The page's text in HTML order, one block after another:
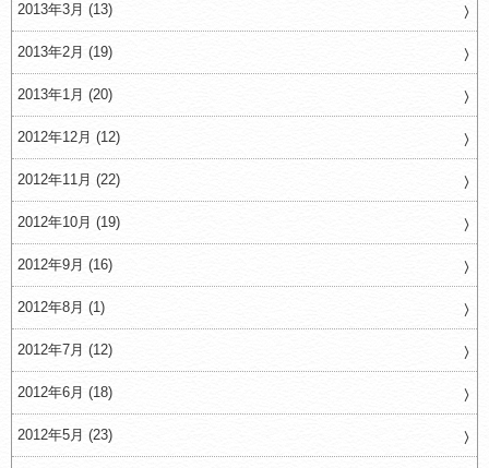
2013年3月 (13)
2013年2月 (19)
2013年1月 (20)
2012年12月 (12)
2012年11月 (22)
2012年10月 (19)
2012年9月 (16)
2012年8月 (1)
2012年7月 (12)
2012年6月 (18)
2012年5月 (23)